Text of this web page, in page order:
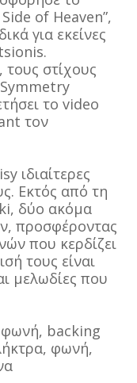
of Heaven”,
για εκείνες
στίχους
το video
τον
ιδιαίτερες
Εκτός από τη
δύο ακόμα
προσφέροντας
που κερδίζει
τους είναι
μελωδίες που
backing
φωνή,